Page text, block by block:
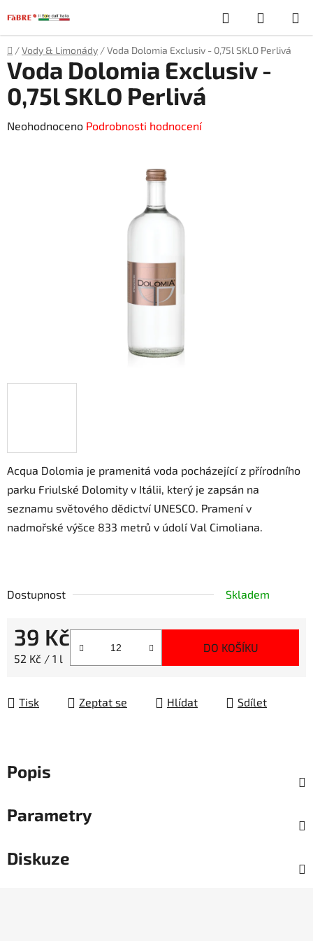
na
obsah
Hledat
KOŠÍK
Domů
/Vody & Limonády /Voda Dolomia Exclusiv - 0,75l SKLO Perlivá
Acqua Dolomia je pramenitá voda pocházející z přírodního
parku Friulské Dolomity v Itálii, který je zapsán na
seznamu světového dědictví UNESCO. Pramení v
nadmořské výšce 833 metrů v údolí Val Cimoliana.
Dostupnost Skladem
39 Kč
Měrná cena:
52 Kč / 1 l
DO KOŠÍKU
Tisk Zeptat se Hlídat Sdílet
Voda Dolomia Exclusiv -
0,75l SKLO Perlivá
Průměrné
Neohodnoceno Podrobnosti hodnocení
Popis
Parametry
Diskuze